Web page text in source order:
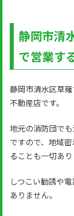
静岡市清
で営業す
静岡市清水区草
不動産店です。
地元の消防団で
ですので、地域
ることも一切あり
しつこい勧誘や
ありません。